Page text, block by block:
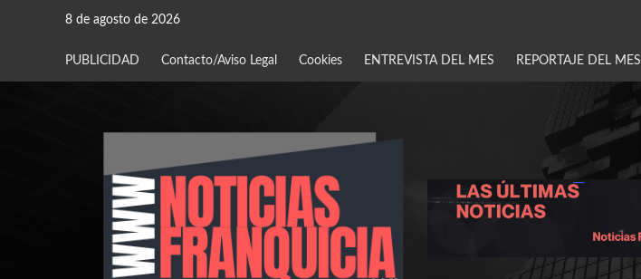
8 de agosto de 2026
PUBLICIDAD Contacto/Aviso Legal Cookies ENTREVISTA DEL MES REPORTAJE DEL MES